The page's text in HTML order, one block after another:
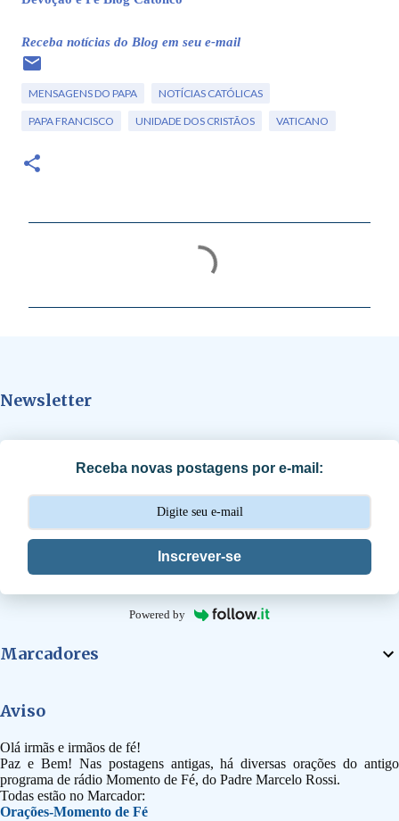
Receba notícias do Blog em seu e-mail
MENSAGENS DO PAPA NOTÍCIAS CATÓLICAS
PAPA FRANCISCO UNIDADE DOS CRISTÃOS VATICANO
á
s
Newsletter
Receba novas postagens por e-mail:
Inscrever-se
Powered by
Marcadores
Aviso
Olá irmãs e irmãos de fé!
Paz e Bem! Nas postagens antigas, há diversas orações do antigo
programa de rádio Momento de Fé, do Padre Marcelo Rossi.
Todas estão no Marcador:
Orações-Momento de Fé